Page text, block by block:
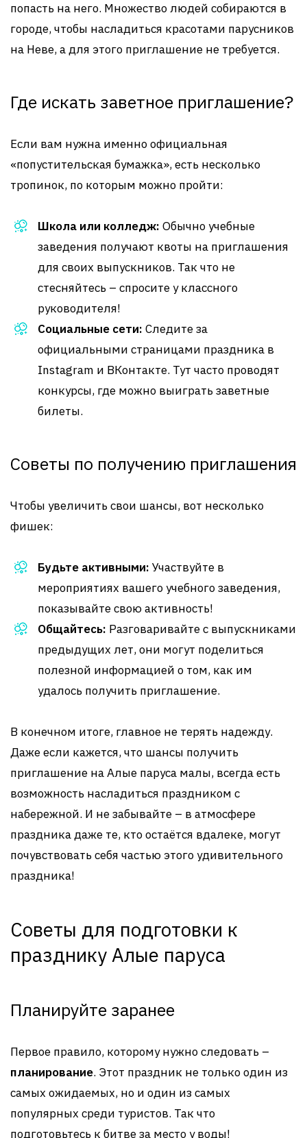
попасть на него. Множество людей собираются в
городе, чтобы насладиться красотами парусников
на Неве, а для этого приглашение не требуется.
Где искать заветное приглашение?
Если вам нужна именно официальная
«попустительская бумажка», есть несколько
тропинок, по которым можно пройти:
Школа или колледж: Обычно учебные
заведения получают квоты на приглашения
для своих выпускников. Так что не
стесняйтесь – спросите у классного
руководителя!
Социальные сети: Следите за
официальными страницами праздника в
Instagram и ВКонтакте. Тут часто проводят
конкурсы, где можно выиграть заветные
билеты.
Советы по получению приглашения
Чтобы увеличить свои шансы, вот несколько
фишек:
Будьте активными: Участвуйте в
мероприятиях вашего учебного заведения,
показывайте свою активность!
Общайтесь: Разговаривайте с выпускниками
предыдущих лет, они могут поделиться
полезной информацией о том, как им
удалось получить приглашение.
В конечном итоге, главное не терять надежду.
Даже если кажется, что шансы получить
приглашение на Алые паруса малы, всегда есть
возможность насладиться праздником с
набережной. И не забывайте – в атмосфере
праздника даже те, кто остаётся вдалеке, могут
почувствовать себя частью этого удивительного
праздника!
Советы для подготовки к
празднику Алые паруса
Планируйте заранее
Первое правило, которому нужно следовать –
планирование. Этот праздник не только один из
самых ожидаемых, но и один из самых
популярных среди туристов. Так что
подготовьтесь к битве за место у воды!